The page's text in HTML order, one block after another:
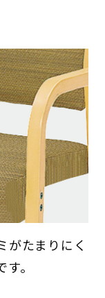
がたまりにく
。